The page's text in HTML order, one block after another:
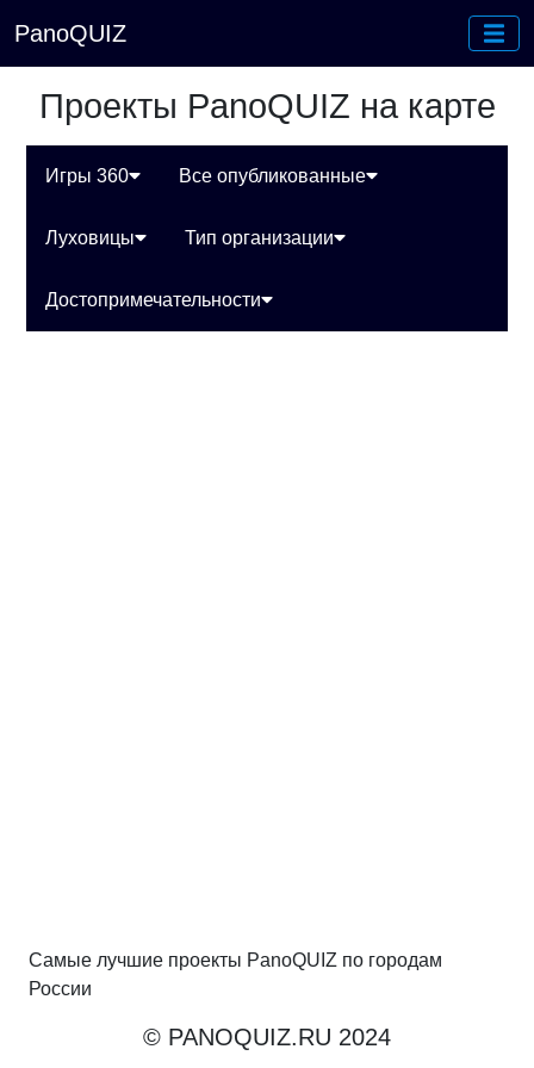
PanoQUIZ
Проекты PanoQUIZ на карте
Игры 360 Все опубликованные
Луховицы Тип организации
Достопримечательности
Самые лучшие проекты PanoQUIZ по городам
России
© PANOQUIZ.RU 2024